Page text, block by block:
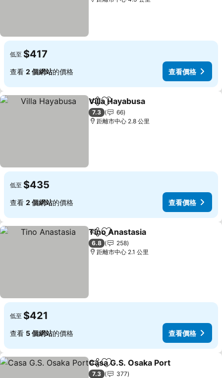
低至 $417
查看 2 個網站的價格 查看價格
分享 放到收藏夾
Villa Hayabusa
7.3
66
距離市中心 2.8 公里
低至 $435
查看 2 個網站的價格 查看價格
分享 放到收藏夾
Tino Anastasia
6.8
258
距離市中心 2.1 公里
低至 $421
查看 5 個網站的價格 查看價格
分享 放到收藏夾
Casa G.S. Osaka Port
7.3
377